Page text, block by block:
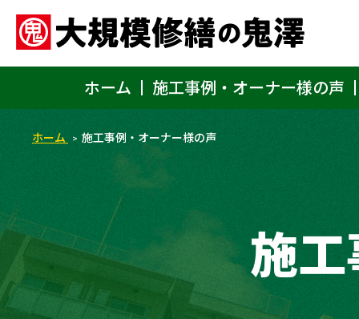
ホーム 施工事例・オーナー様の声
ホーム 施工事例・オーナー様の声
施